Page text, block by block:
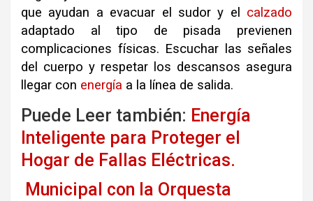
que ayudan a evacuar el sudor y el calzado
adaptado al tipo de pisada previenen
complicaciones físicas. Escuchar las señales
del cuerpo y respetar los descansos asegura
llegar con energía a la línea de salida.
Puede Leer también: Energía
Inteligente para Proteger el
Hogar de Fallas Eléctricas.
Municipal con la Orquesta